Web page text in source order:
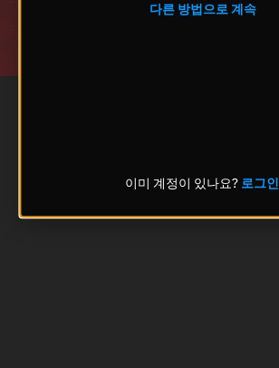
다른 방법으로 계속
이미 계정이 있나요? 로그인